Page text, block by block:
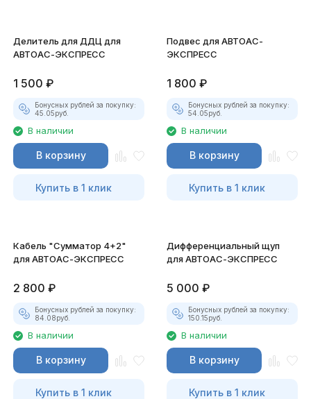
Делитель для ДДЦ для
АВТОАС-ЭКСПРЕСС
1 500 ₽
Бонусных рублей за покупку:
45.05руб.
В наличии
В корзину
Купить в 1 клик
Подвес для АВТОАС-
ЭКСПРЕСС
1 800 ₽
Бонусных рублей за покупку:
54.05руб.
В наличии
В корзину
Купить в 1 клик
Кабель "Сумматор 4+2"
для АВТОАС-ЭКСПРЕСС
2 800 ₽
Бонусных рублей за покупку:
84.08руб.
В наличии
В корзину
Купить в 1 клик
Дифференциальный щуп
для АВТОАС-ЭКСПРЕСС
5 000 ₽
Бонусных рублей за покупку:
150.15руб.
В наличии
В корзину
Купить в 1 клик